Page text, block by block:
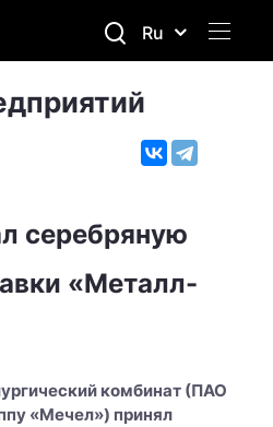
Ru
серебряную
«Металл-
комбинат (ПАО
«Мечел») принял